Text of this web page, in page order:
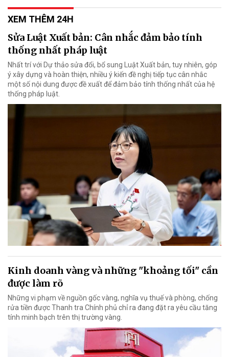
XEM THÊM 24H
Sửa Luật Xuất bản: Cân nhắc đảm bảo tính
thống nhất pháp luật
Nhất trí với Dự thảo sửa đổi, bổ sung Luật Xuất bản, tuy nhiên, góp
ý xây dựng và hoàn thiện, nhiều ý kiến đề nghị tiếp tục cân nhắc
một số nội dung được đề xuất để đảm bảo tính thống nhất của hệ
thống pháp luật.
Kinh doanh vàng và những "khoảng tối" cần
được làm rõ
Những vi phạm về nguồn gốc vàng, nghĩa vụ thuế và phòng, chống
rửa tiền được Thanh tra Chính phủ chỉ ra đang đặt ra yêu cầu tăng
tính minh bạch trên thị trường vàng.